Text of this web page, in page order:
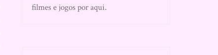
filmes e jogos por aqui.